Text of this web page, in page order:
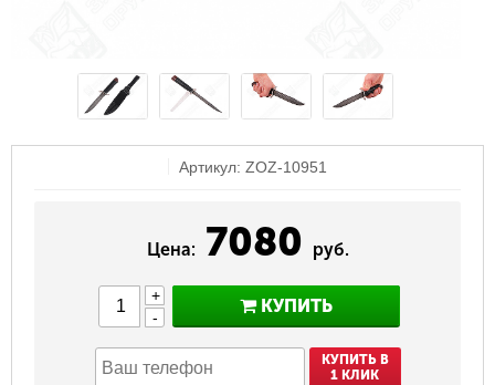
Артикул: ZOZ-10951
Цена: 7080 руб.
+
-
КУПИТЬ
КУПИТЬ В
1 КЛИК